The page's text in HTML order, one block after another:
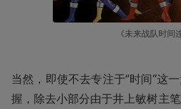
《未来战队时间
当然，即使不去专注于“时间”这
握，除去小部分由于井上敏树主